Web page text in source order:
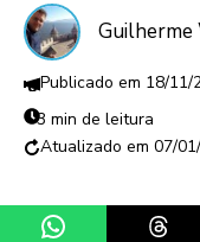
Guilherme
18/11/
3 min de leitura
07/
Share on